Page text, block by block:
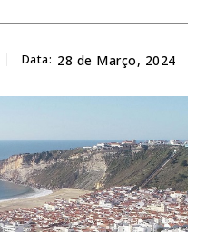
Data: 28 de Março, 2024